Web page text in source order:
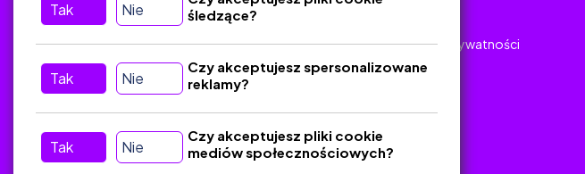
Kontakt
Polityka Prywatności
Tak Nie
śledzące?
Tak Nie
Czy akceptujesz spersonalizowane
reklamy?
Tak Nie
Czy akceptujesz pliki cookie
mediów społecznościowych?